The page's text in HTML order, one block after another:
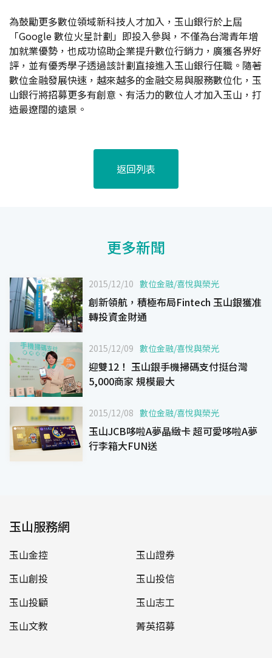
為鼓勵更多數位領域新科技人才加入，玉山銀行於上屆
「Google 數位火星計劃」即投入參與，不僅為台灣青年增
加就業優勢，也成功協助企業提升數位行銷力，廣獲各界好
評，並有優秀學子透過該計劃直接進入玉山銀行任職。隨著
數位金融發展快速，越來越多的金融交易與服務數位化，玉
山銀行將招募更多有創意、有活力的數位人才加入玉山，打
造最遼闊的遠景。
返回列表
更多新聞
2015/12/10 數位金融/喜悅與榮光
創新領航，積極布局Fintech 玉山銀獲准
轉投資金財通
2015/12/09 數位金融/喜悅與榮光
迎雙12！ 玉山銀手機掃碼支付挺台灣
5,000商家 規模最大
2015/12/08 數位金融/喜悅與榮光
玉山JCB哆啦A夢晶緻卡 超可愛哆啦A夢
行李箱大FUN送
玉山服務網
玉山金控
玉山證券
玉山創投
玉山投信
玉山投顧
玉山志工
玉山文教
菁英招募